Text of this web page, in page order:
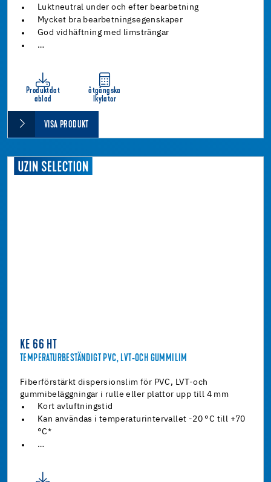
Luktneutral under och efter bearbetning
Mycket bra bearbetningsegenskaper
God vidhäftning med limsträngar
…
Produktdat
ablad
åtgångska
lkylator
VISA PRODUKT
KE 66 HT
TEMPERATURBESTÄNDIGT PVC, LVT-OCH GUMMILIM
Fiberförstärkt dispersionslim för PVC, LVT-och
gummibeläggningar i rulle eller plattor upp till 4 mm
Kort avluftningstid
Kan användas i temperaturintervallet -20 °C till +70
°C*
…